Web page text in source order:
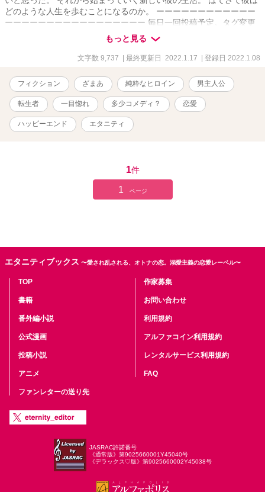
どのような人生を歩むことになるのか。 ーーーーーーーーーーーー
ーーーーーーーーーーーーーーーーー 毎日一回投稿予定。タグ変更
もっと見る
文字数 9,737 | 最終更新日 2022.1.17 | 登録日 2022.1.08
フィクション ざまあ 純粋なヒロイン 男主人公
転生者 一目惚れ 多少コメディ？ 恋愛
ハッピーエンド エタニティ
1件
1 ページ
エタニティブックス 〜愛され乱される、オトナの恋。溺愛主義の恋愛レーベル〜
TOP
書籍
番外編小説
公式漫画
投稿小説
アニメ
ファンレターの送り先
作家募集
お問い合わせ
利用規約
アルファコイン利用規約
レンタルサービス利用規約
FAQ
JASRAC許諾番号
《通常版》第9025660001Y45040号
《デラックス♡版》第9025660002Y45038号